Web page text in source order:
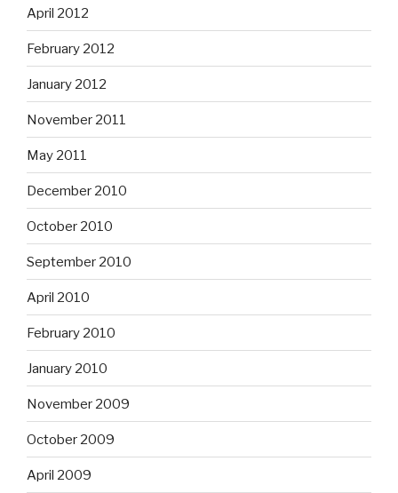
April 2012
February 2012
January 2012
November 2011
May 2011
December 2010
October 2010
September 2010
April 2010
February 2010
January 2010
November 2009
October 2009
April 2009